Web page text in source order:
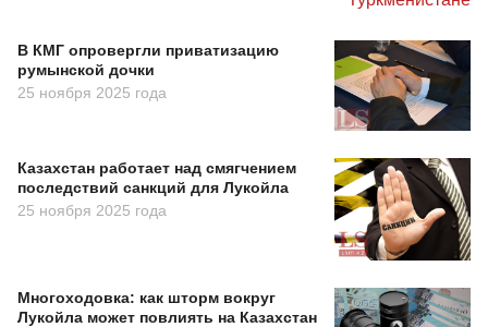
В КМГ опровергли приватизацию
румынской дочки
25 ноября 2025 года
Казахстан работает над смягчением
последствий санкций для Лукойла
25 ноября 2025 года
Многоходовка: как шторм вокруг
Лукойла может повлиять на Казахстан